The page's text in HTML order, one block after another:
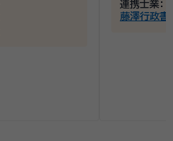
連携士業：
藤澤行政書